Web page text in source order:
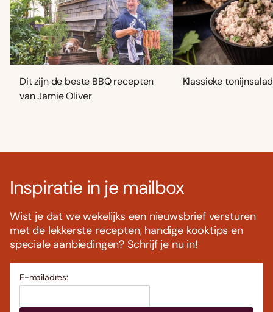
Dit zijn de beste BBQ recepten
van Jamie Oliver
Klassieke
Inspiratie in je mailbox
Wist je dat we wekelijks een nieuwsbrief versturen
met de lekkerste recepten, handige kooktips en
speciale aanbiedingen? Schrijf je nu in!
E-mailadres: